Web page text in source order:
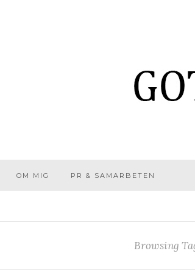
OM MIG PR & SAMARBETEN
Browsing